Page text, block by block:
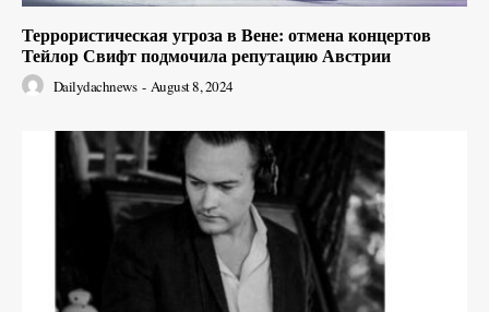
Террористическая угроза в Вене: отмена концертов
Тейлор Свифт подмочила репутацию Австрии
Dailydachnews - August 8, 2024